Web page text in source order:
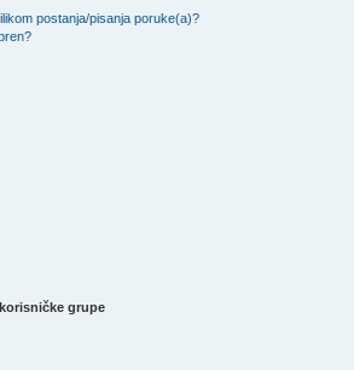
postanja/pisanja poruke(a)?
grupe